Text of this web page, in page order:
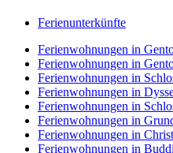
Ferienunterkünfte
Ferienwohnungen in
Ferienwohnungen in
Ferienwohnungen in
Ferienwohnungen in
Ferienwohnungen in
Ferienwohnungen in
Ferienwohnungen in
Ferienwohnungen in